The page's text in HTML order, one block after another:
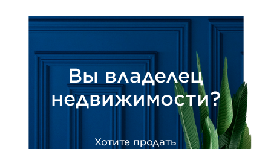
Вы владелец
недвижимости?
Хотите продать